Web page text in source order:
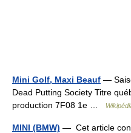
Mini Golf, Maxi Beauf —
Dead Putting Society Titre
production 7F08 1e …
MINI (BMW) — Cet article